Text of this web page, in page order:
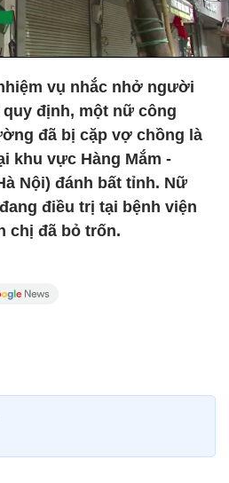
vụ nhắc nhở người
định, một nữ công
đã bị cặp vợ chồng là
khu vực Hàng Mắm -
Nội) đánh bất tỉnh. Nữ
điều trị tại bệnh viện
chị đã bỏ trốn.